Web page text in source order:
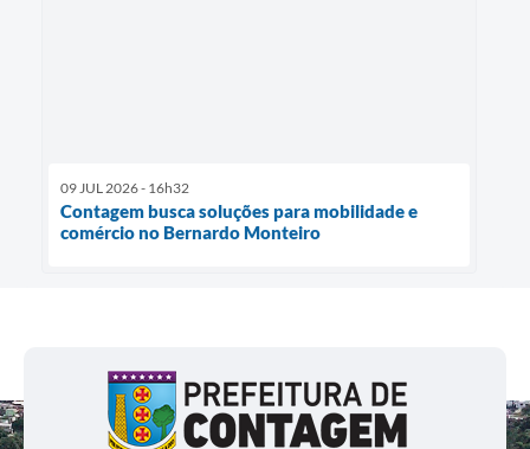
09 JUL 2026 - 16h32
Contagem busca soluções para mobilidade e
comércio no Bernardo Monteiro